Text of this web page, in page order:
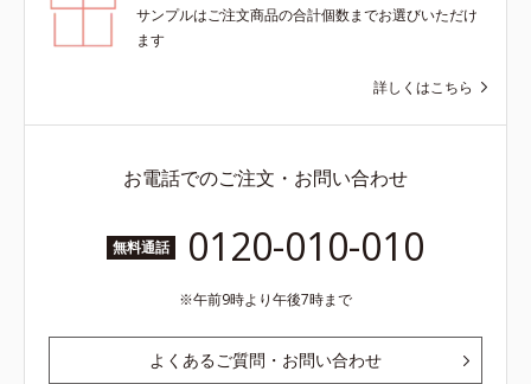
サンプルはご注文商品の合計個数までお選びいただけ
ます
詳しくはこちら
お電話でのご注文・お問い合わせ
無料通話 0120-010-010
午前9時より午後7時まで
よくあるご質問・お問い合わせ